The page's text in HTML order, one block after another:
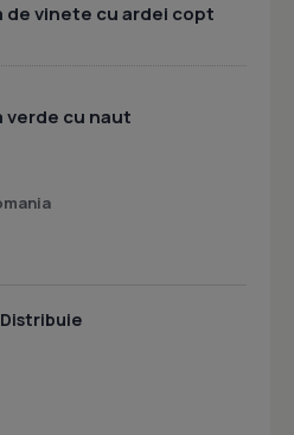
de vinete cu ardei copt
verde cu naut
Distribuie